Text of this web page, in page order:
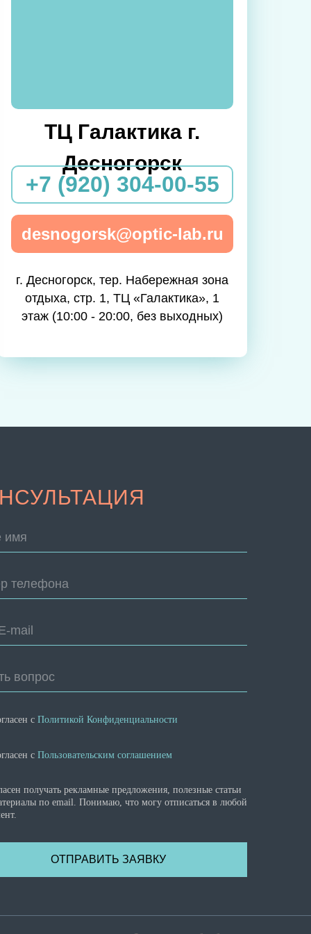
ТЦ Галактика г.
Десногорск
+7 (920) 304-00-55
desnogorsk@optic-lab.ru
г. Десногорск, тер. Набережная зона
отдыха, стр. 1, ТЦ «Галактика», 1
этаж (10:00 - 20:00, без выходных)
имя
телефона
mail
вопрос
с Политикой Конфиденциальности
с Пользовательским соглашением
получать рекламные предложения, полезные статьи
по email. Понимаю, что могу отписаться в любой
ОТПРАВИТЬ ЗАЯВКУ